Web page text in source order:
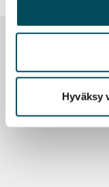
heille tai joita on
palvelujaan.
Hyväksy